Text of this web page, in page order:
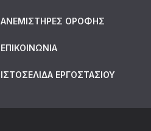
ΑΝΕΜΙΣΤΗΡΕΣ ΟΡΟΦΗΣ
ΕΠΙΚΟΙΝΩΝΙΑ
ΙΣΤΟΣΕΛΙΔΑ ΕΡΓΟΣΤΑΣΙΟΥ